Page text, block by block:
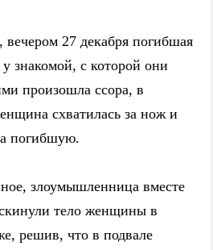
вечером 27 декабря погибшая
знакомой, с которой они
произошла ссора, в
схватилась за нож и
погибшую.
злоумышленница вместе
тело женщины в
решив, что в подвале